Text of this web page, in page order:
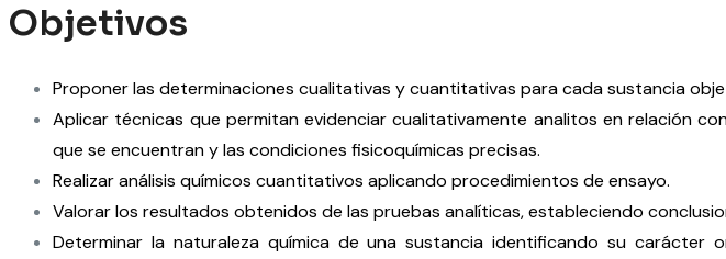
Objetivos
Proponer las determinaciones cualitativas y cuantitativas para cada sustancia
Aplicar técnicas que permitan evidenciar cualitativamente analitos en relación
que se encuentran y las condiciones fisicoquímicas precisas.
Realizar análisis químicos cuantitativos aplicando procedimientos de ensayo.
Valorar los resultados obtenidos de las pruebas analíticas, estableciendo
Determinar la naturaleza química de una sustancia identificando su carácter